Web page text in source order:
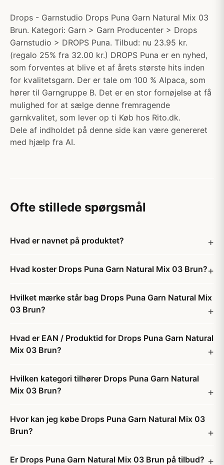
Drops - Garnstudio Drops Puna Garn Natural Mix 03
Brun. Kategori: Garn > Garn Producenter > Drops
Garnstudio > DROPS Puna. Tilbud: nu 23.95 kr.
(regalo 25% fra 32.00 kr.) DROPS Puna er en nyhed,
som forventes at blive et af årets største hits inden
for kvalitetsgarn. Der er tale om 100 % Alpaca, som
hører til Garngruppe B. Det er en stor fornøjelse at få
mulighed for at sælge denne fremragende
garnkvalitet, som lever op ti Køb hos Rito.dk.
Dele af indholdet på denne side kan være genereret
med hjælp fra AI.
Ofte stillede spørgsmål
Hvad er navnet på produktet?
Hvad koster Drops Puna Garn Natural Mix 03 Brun?
Hvilket mærke står bag Drops Puna Garn Natural Mix
03 Brun?
Hvad er EAN / Produktid for Drops Puna Garn Natural
Mix 03 Brun?
Hvilken kategori tilhører Drops Puna Garn Natural
Mix 03 Brun?
Hvor kan jeg købe Drops Puna Garn Natural Mix 03
Brun?
Er Drops Puna Garn Natural Mix 03 Brun på tilbud?